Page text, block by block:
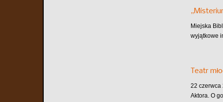
Miejska
wyjątkowe
Teatr
22 czerwca
Aktora. O